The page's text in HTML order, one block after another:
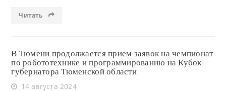
Читать
В Тюмени продолжается прием заявок на чемпионат
по робототехнике и программированию на Кубок
губернатора Тюменской области
14 августа 2024